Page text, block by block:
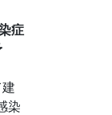
症
染